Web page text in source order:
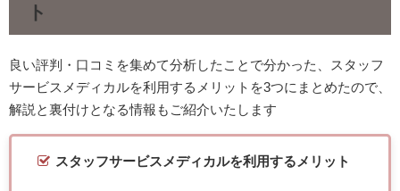
ト
良い評判・口コミを集めて分析したことで分かった、スタッフ
サービスメディカルを利用するメリットを3つにまとめたので、
解説と裏付けとなる情報もご紹介いたします
スタッフサービスメディカルを利用するメリット